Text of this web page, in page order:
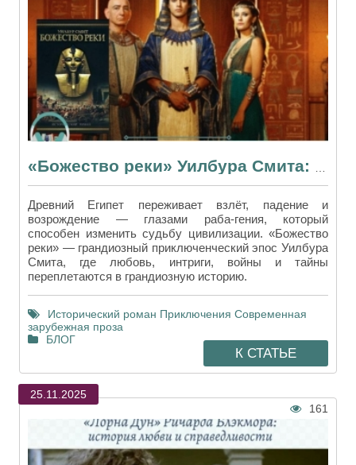
Древний Египет переживает взлёт, падение и
возрождение — глазами раба-гения, который
способен изменить судьбу цивилизации. «Божество
реки» — грандиозный приключенческий эпос Уилбура
Смита, где любовь, интриги, войны и тайны
переплетаются в грандиозную историю.
Исторический роман Приключения Современная
зарубежная проза
БЛОГ
К СТАТЬЕ
25.11.2025
161